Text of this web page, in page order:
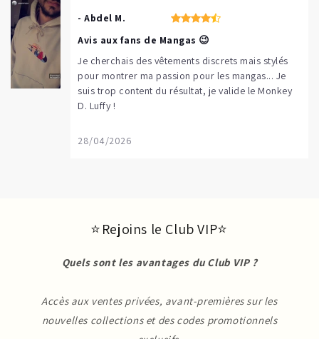
- Abdel M.
Avis aux fans de Mangas 😉
Je cherchais des vêtements discrets mais stylés
pour montrer ma passion pour les mangas... Je
suis trop content du résultat, je valide le Monkey
D. Luffy !
28/04/2026
⭐ Rejoins le Club VIP⭐
Quels sont les avantages du Club VIP ?
Accès aux ventes privées, avant-premières sur les
nouvelles collections et des codes promotionnels